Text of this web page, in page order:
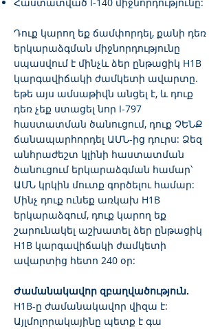
Դուք կարող եք ճամփորդել, քանի դեռ
երկարաձգման միջնորդությունը
սպասվում է մինչև ձեր ընթացիկ H1B
կարգավիճակի ժամկետի ավարտը.
եթե այս ամսաթիվն անցել է, և դուք
դեռ չեք ստացել նոր I-797
հաստատման ծանուցում, դուք ՉԵՆՔ
ճանապարհորդել ԱՄՆ-ից դուրս: Ձեզ
անհրաժեշտ կլինի հաստատման
ծանուցում երկարաձգման համար՝
ԱՄՆ կրկին մուտք գործելու համար:
Մինչ դուք ունեք առկախ H1B
երկարաձգում, դուք կարող եք
շարունակել աշխատել ձեր ընթացիկ
H1B կարգավիճակի ժամկետի
ավարտից հետո 240 օր:
Ժամանակավոր զբաղվածություն.
H1B-ը ժամանակավոր վիզա է:
Այլմոլորակայինը պետք է գա